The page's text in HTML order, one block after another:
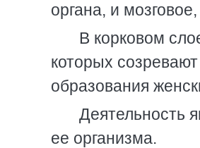
органа, и
В корковом
которых
образования
Деятельность
ее организма.